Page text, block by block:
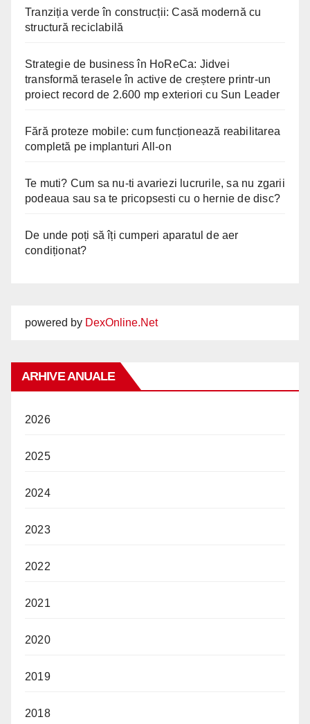
Tranziția verde în construcții: Casă modernă cu
structură reciclabilă
Strategie de business în HoReCa: Jidvei
transformă terasele în active de creștere printr-un
proiect record de 2.600 mp exteriori cu Sun Leader
Fără proteze mobile: cum funcționează reabilitarea
completă pe implanturi All-on
Te muti? Cum sa nu-ti avariezi lucrurile, sa nu zgarii
podeaua sau sa te pricopsesti cu o hernie de disc?
De unde poți să îți cumperi aparatul de aer
condiționat?
powered by DexOnline.Net
ARHIVE ANUALE
2026
2025
2024
2023
2022
2021
2020
2019
2018